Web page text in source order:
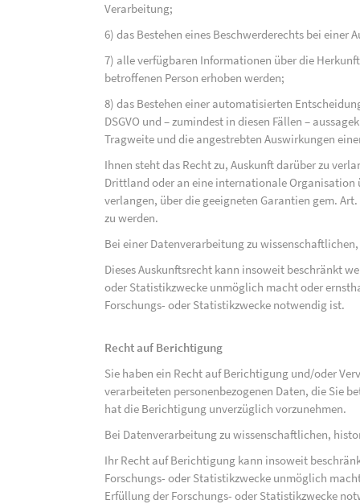
Verarbeitung;
6) das Bestehen eines Beschwerderechts bei einer
7) alle verfügbaren Informationen über die
betroffenen Person erhoben werden;
8) das Bestehen einer automatisierten
DSGVO und – zumindest in diesen Fällen –
Tragweite und die angestrebten Auswirkungen
Ihnen steht das Recht zu, Auskunft darüber zu
Drittland oder an eine internationale Organisation
verlangen, über die geeigneten Garantien gem.
zu werden.
Bei einer Datenverarbeitung zu
Dieses Auskunftsrecht kann insoweit beschränkt
oder Statistikzwecke unmöglich macht oder
Forschungs- oder Statistikzwecke notwendig ist.
Recht auf Berichtigung
Sie haben ein Recht auf Berichtigung und/oder
verarbeiteten personenbezogenen Daten, die Sie
hat die Berichtigung unverzüglich vorzunehmen.
Bei Datenverarbeitung zu wissenschaftlichen,
Ihr Recht auf Berichtigung kann insoweit
Forschungs- oder Statistikzwecke unmöglich
Erfüllung der Forschungs- oder Statistikzwecke